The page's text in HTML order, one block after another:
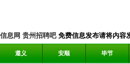
息网 贵州招聘吧免费信息发布请将内容
遵义 安顺 毕节